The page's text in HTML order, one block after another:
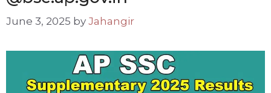
June 3, 2025 by Jahangir